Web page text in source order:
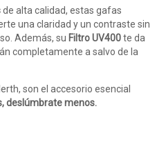
de alta calidad, estas gafas
una claridad y un contraste sin
Además, su Filtro UV400te da
completamente a salvo de la
son el accesorio esencial
deslúmbrate menos.